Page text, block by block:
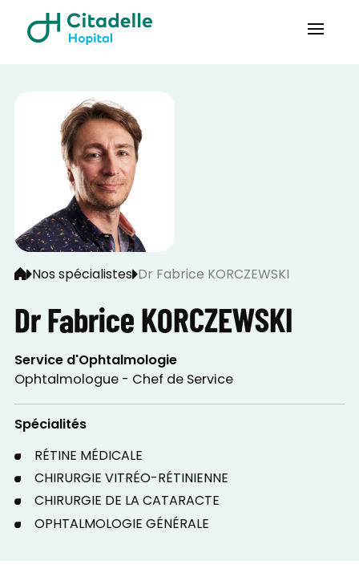
Nos spécialistes Dr Fabrice KORCZEWSKI
Dr Fabrice KORCZEWSKI
Service d'Ophtalmologie
Ophtalmologue - Chef de Service
Spécialités
RÉTINE MÉDICALE
CHIRURGIE VITRÉO-RÉTINIENNE
CHIRURGIE DE LA CATARACTE
OPHTALMOLOGIE GÉNÉRALE